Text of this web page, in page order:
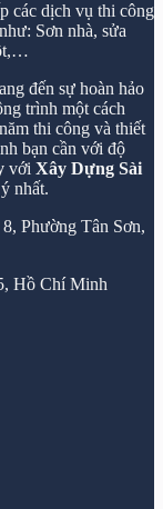
các dịch vụ thi công
Sơn nhà, sửa
đến sự hoàn hảo
trình một cách
thi công và thiết
bạn cần với độ
với Xây Dựng Sài
nhất.
Phường Tân Sơn,
Hồ Chí Minh